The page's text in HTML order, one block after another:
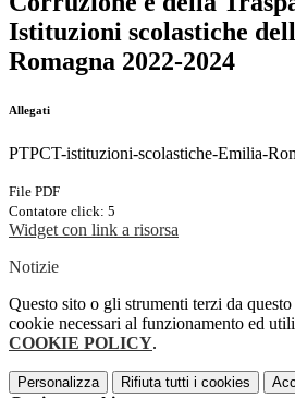
Istituzioni scolastiche
Romagna 2022-2024
Allegati
PTPCT-istituzioni-scolastiche-Emilia-
File PDF
Contatore click: 5
Widget con link a risorsa
Notizie
Questo sito o gli strumenti terzi da
cookie necessari al funzionamento ed
COOKIE POLICY.
Personalizza Rifiuta tutti i cookies